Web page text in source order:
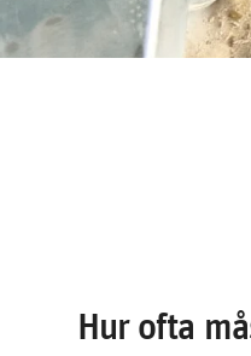
Hur ofta